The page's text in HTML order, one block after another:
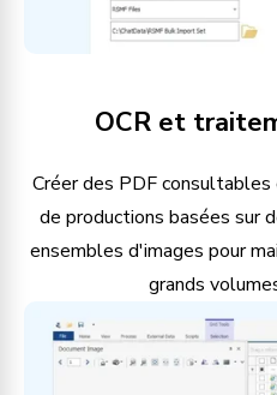
OCR et
Créer des PDF
de productions basées sur
ensembles d'images pour
grands